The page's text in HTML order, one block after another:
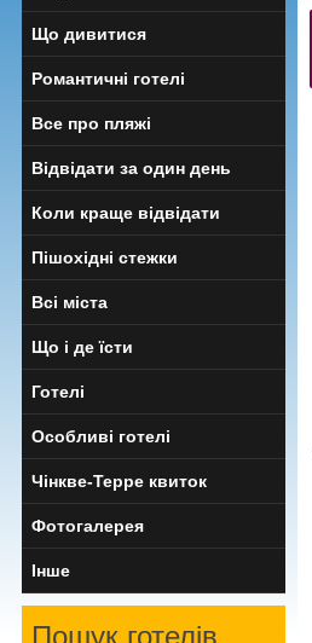
Що дивитися
Романтичні готелі
Все про пляжі
Відвідати за один день
Коли краще відвідати
Пішохідні стежки
Всі міста
Що і де їсти
Готелі
Особливі готелі
Чінкве-Терре квиток
Фотогалерея
Інше
Пошук готелів